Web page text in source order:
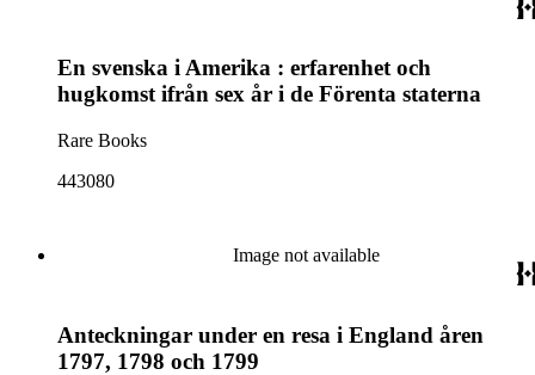
En svenska i Amerika : erfarenhet och
hugkomst ifrån sex år i de Förenta staterna
Rare Books
443080
Image not available
Anteckningar under en resa i England åren
1797, 1798 och 1799